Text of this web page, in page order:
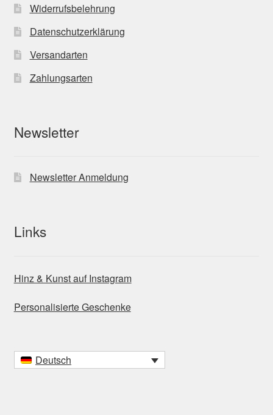
Widerrufsbelehrung
Datenschutzerklärung
Versandarten
Zahlungsarten
Newsletter
Newsletter Anmeldung
Links
Hinz & Kunst auf Instagram
Personalisierte Geschenke
Deutsch